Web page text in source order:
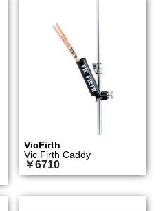
VicFirth
Vic Firth Caddy
￥6710